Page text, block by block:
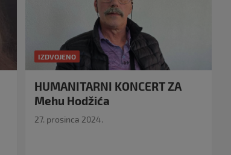
IZDVOJENO
HUMANITARNI KONCERT ZA
Mehu Hodžića
27. prosinca 2024.